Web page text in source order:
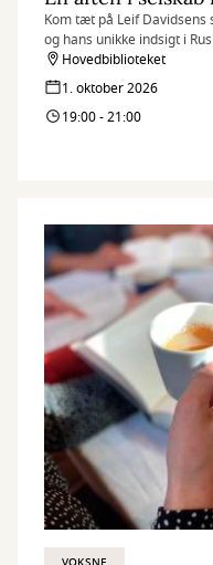
Kom tæt på Leif Davidsens
og hans unikke indsigt i
bibliotekets Jacob Holm
med interesse for aktuelle
forståelse af Ruslands
menneskelige dilemmaer
Hovedbiblioteket
1. oktober 2026
19:00 - 21:00